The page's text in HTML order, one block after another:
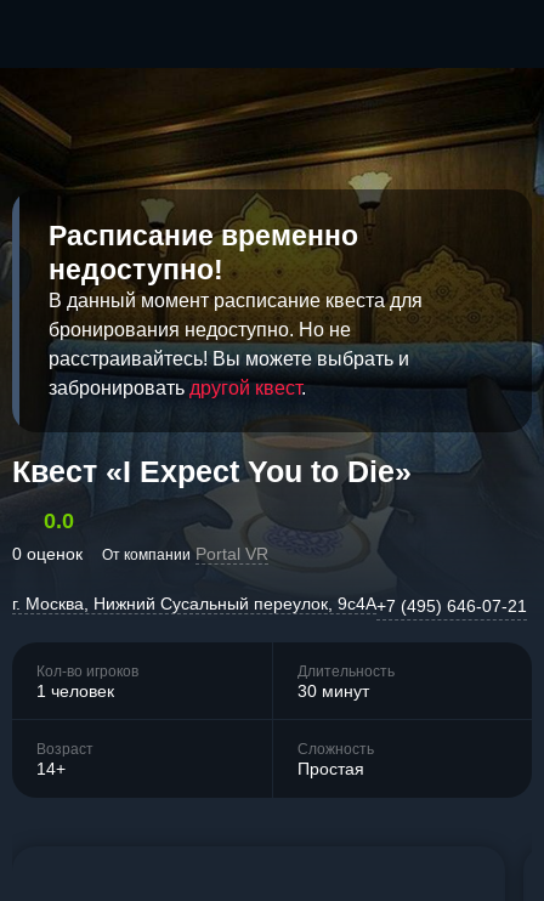
Расписание временно
недоступно!
В данный момент расписание квеста для
бронирования недоступно. Но не
расстраивайтесь! Вы можете выбрать и
забронировать другой квест.
Квест «I Expect You to Die»
0.0
0 оценок От компании Portal VR
г. Москва, Нижний Сусальный переулок, 9с4А+7 (495) 646-07-21
Кол-во игроков
1 человек
Длительность
30 минут
Возраст
14+
Сложность
Простая